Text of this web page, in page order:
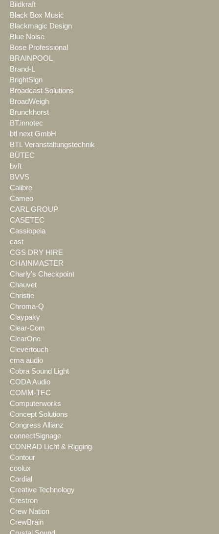
Bildkraft
Black Box Music
Blackmagic Design
Blue Noise
Bose Professional
BRAINPOOL
Brand-L
BrightSign
Broadcast Solutions
BroadWeigh
Brunckhorst
BT.innotec
btl next GmbH
BTL Veranstaltungstechnik
BÜTEC
bvft
BVVS
Calibre
Cameo
CARL GROUP
CASETEC
Cassiopeia
cast
CGS DRY HIRE
CHAINMASTER
Charly's Checkpoint
Chauvet
Christie
Chroma-Q
Claypaky
Clear-Com
ClearOne
Clevertouch
cma audio
Cobra Sound Light
CODA Audio
COMM-TEC
Computerworks
Concept Solutions
Congress Allianz
connectSignage
CONRAD Licht & Rigging
Contour
coolux
Cordial
Creative Technology
Crestron
Crew Nation
CrewBrain